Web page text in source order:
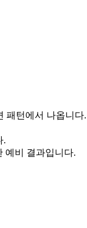
패턴에서 나옵니다.
.
예비 결과입니다.